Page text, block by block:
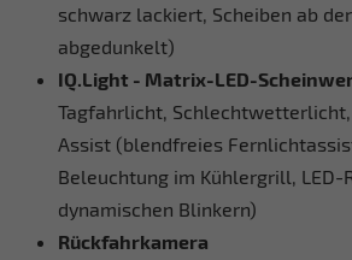
schwarz lackiert, Scheiben ab
abgedunkelt)
IQ.Light - Matrix-LED-
Tagfahrlicht,
Assist (blendfreies
Beleuchtung im Kühlergrill,
dynamischen Blinkern)
Rückfahrkamera